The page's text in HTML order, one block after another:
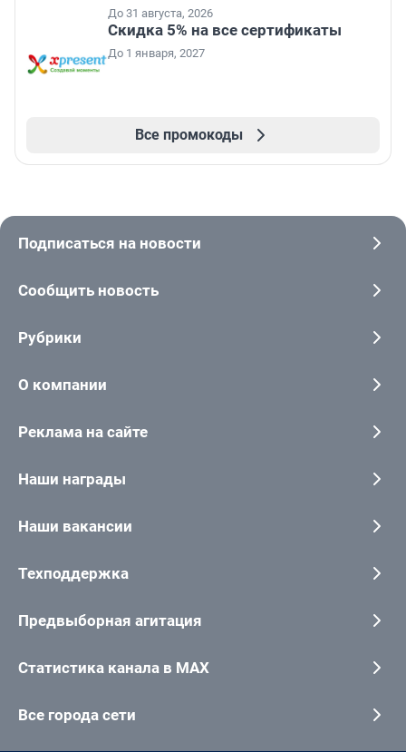
До 31 августа, 2026
Скидка 5% на все сертификаты
До 1 января, 2027
Все промокоды
Подписаться на новости
Сообщить новость
Рубрики
О компании
Реклама на сайте
Наши награды
Наши вакансии
Техподдержка
Предвыборная агитация
Статистика канала в MAX
Все города сети